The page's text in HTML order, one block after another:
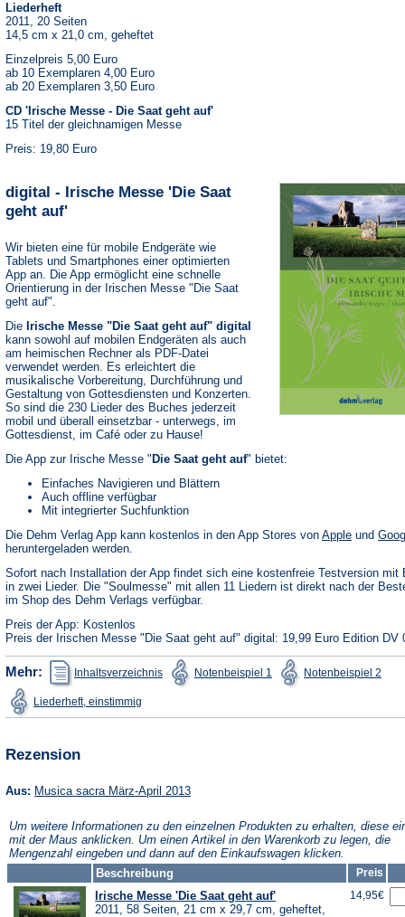
Liederheft
2011, 20 Seiten
14,5 cm x 21,0 cm, geheftet
Einzelpreis 5,00 Euro
ab 10 Exemplaren 4,00 Euro
ab 20 Exemplaren 3,50 Euro
CD 'Irische Messe - Die Saat geht auf'
15 Titel der gleichnamigen Messe
Preis: 19,80 Euro
digital - Irische Messe 'Die Saat
geht auf'
Wir bieten eine für mobile Endgeräte wie
Tablets und Smartphones einer optimierten
App an. Die App ermöglicht eine schnelle
Orientierung in der Irischen Messe "Die Saat
geht auf".
Die Irische Messe "Die Saat geht auf" digital
kann sowohl auf mobilen Endgeräten als auch
am heimischen Rechner als PDF-Datei
verwendet werden. Es erleichtert die
musikalische Vorbereitung, Durchführung und
Gestaltung von Gottesdiensten und Konzerten.
So sind die 230 Lieder des Buches jederzeit
mobil und überall einsetzbar - unterwegs, im
Gottesdienst, im Café oder zu Hause!
Die App zur Irische Messe " Die Saat geht auf" bietet:
Einfaches Navigieren und Blättern
Auch offline verfügbar
Mit integrierter Suchfunktion
Die Dehm Verlag App kann kostenlos in den App Stores von Apple(Öffnet
neuen
Tab)
und
heruntergeladen werden.
Sofort nach Installation der App findet sich eine kostenfreie Testversion mit
in zwei Lieder. Die "Soulmesse" mit allen 11 Liedern ist direkt nach der
im Shop des Dehm Verlags verfügbar.
Preis der App: Kostenlos
Preis der Irischen Messe "Die Saat geht auf" digital: 19,99 Euro Edition DV
Mehr: Inhaltsverzeichnis
(Öffnet
in
einem
Tab)
Notenbeispiel 1
(Öffnet
in
einem
Tab)
Notenbeispiel 2in
Tab)
Liederheft, einstimmig
einem
Rezension
Aus: Musica sacra März-April 2013(Öffnet
neuen
Tab)
Um weitere Informationen zu den einzelnen Produkten zu erhalten, diese
mit der Maus anklicken. Um einen Artikel in den Warenkorb zu legen, die
Mengenzahl eingeben und dann auf den Einkaufswagen klicken.
Beschreibung
Preis
Irische Messe 'Die Saat geht auf'
2011, 58 Seiten, 21 cm x 29,7 cm, geheftet,
14,95€